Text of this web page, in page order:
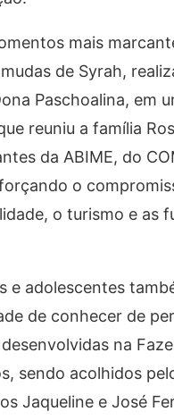
mais
de Syrah,
Paschoalina, em
reuniu a família
da ABIME, do
o
o turismo e as
e adolescentes
de conhecer de
na
sendo acolhidos
Jaqueline e José